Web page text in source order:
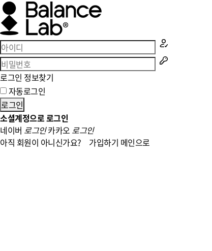
로그인 정보찾기
자동로그인
로그인
소셜계정으로 로그인
네이버 로그인카카오 로그인
아직 회원이 아니신가요? 가입하기 메인으로